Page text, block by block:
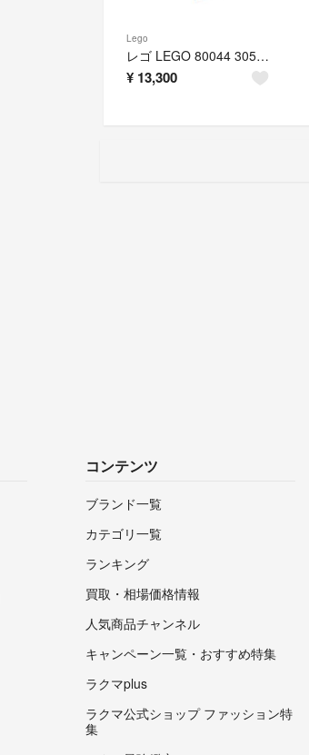
Lego
レゴ LEGO 80044 30562 モンキーキッド ひみつ基地 海底探検
¥ 13,300
コンテンツ
ブランド一覧
カテゴリ一覧
ランキング
買取・相場価格情報
人気商品チャンネル
キャンペーン一覧・おすすめ特集
ラクマplus
ラクマ公式ショップ ファッション特
集